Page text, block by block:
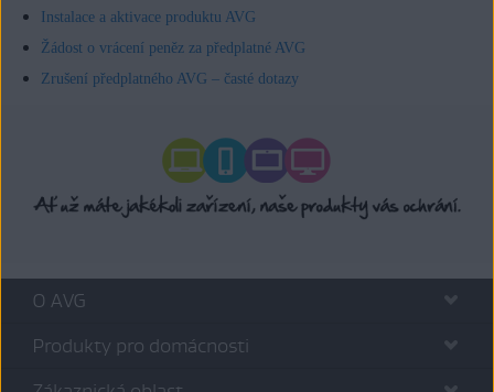
Instalace a aktivace produktu AVG
Žádost o vrácení peněz za předplatné AVG
Zrušení předplatného AVG – časté dotazy
O AVG
Produkty pro domácnosti